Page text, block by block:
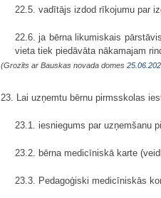
22.5. vadītājs izdod rīkojumu par
22.6. ja bērna likumiskais
vieta tiek piedāvāta nākamajam
(Grozīts ar Bauskas novada domes
23. Lai uzņemtu bērnu pirmsskolas
23.1. iesniegums par uzņemšanu
23.2. bērna medicīniskā karte
23.3. Pedagoģiski medicīniskās